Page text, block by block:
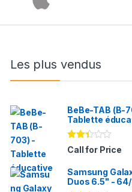
Les plus vendus
BeBe-TAB (B-
Tablette
Note
2.31
5
Call for Price
Samsung
Duos 6.5" -